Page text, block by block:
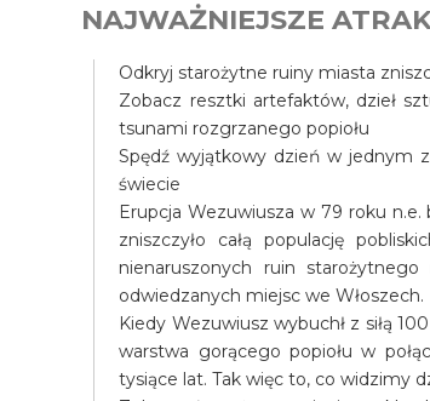
NAJWAŻNIEJSZE
Odkryj starożytne ruiny miasta
Zobacz resztki artefaktów, dzieł
tsunami rozgrzanego popiołu
Spędź wyjątkowy dzień w jednym
świecie
Erupcja Wezuwiusza w 79 roku
zniszczyło całą populację
nienaruszonych ruin
odwiedzanych miejsc we Włoszech.
Kiedy Wezuwiusz wybuchł z siłą
warstwa gorącego popiołu w
tysiące lat. Tak więc to, co widzimy